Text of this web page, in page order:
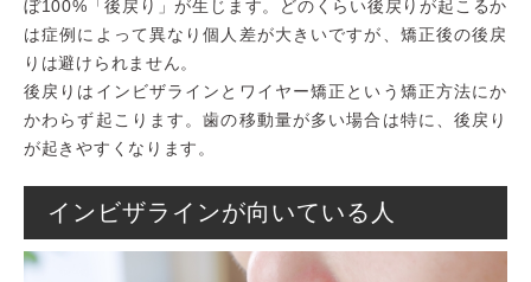
ぼ100%「後戻り」が生じます。どのくらい後戻りが起こるか
は症例によって異なり個人差が大きいですが、矯正後の後戻
りは避けられません。
後戻りはインビザラインとワイヤー矯正という矯正方法にか
かわらず起こります。歯の移動量が多い場合は特に、後戻り
が起きやすくなります。
インビザラインが向いている人